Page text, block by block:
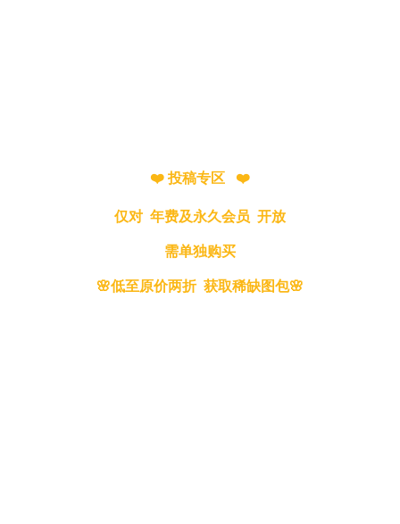
❤️ 投稿专区 ❤️
仅对 年费及永久会员 开放
需单独购买
🌸低至原价两折 获取稀缺图包🌸